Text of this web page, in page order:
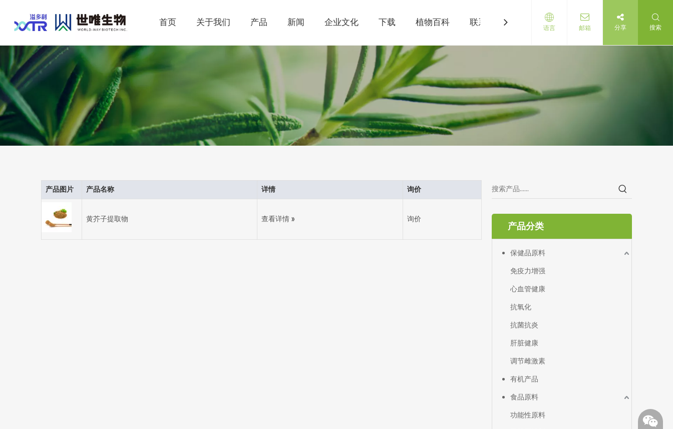
首页 关于我们 产品 新闻 企业文化 下载 植物百科 联系我们
语言 邮箱 分享 搜索
产品图片 产品名称 详情 询价
黄芥子提取物 查看详情 » 询价
产品分类
保健品原料
免疫力增强
心血管健康
抗氧化
抗菌抗炎
肝脏健康
调节雌激素
有机产品
食品原料
功能性原料